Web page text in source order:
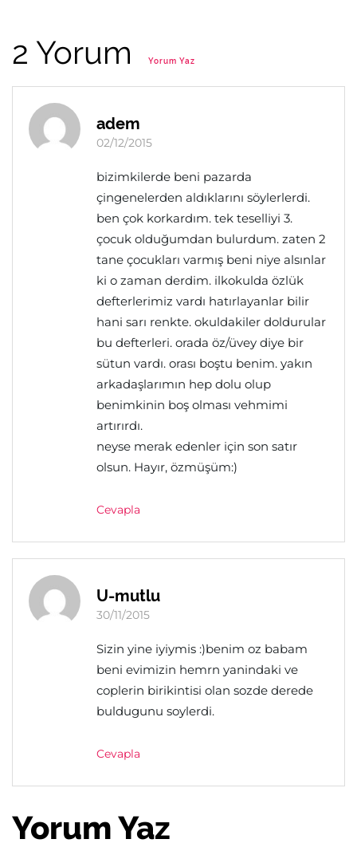
2 Yorum Yorum Yaz
adem
02/12/2015
bizimkilerde beni pazarda
çingenelerden aldıklarını söylerlerdi.
ben çok korkardım. tek teselliyi 3.
çocuk olduğumdan bulurdum. zaten 2
tane çocukları varmış beni niye alsınlar
ki o zaman derdim. ilkokulda özlük
defterlerimiz vardı hatırlayanlar bilir
hani sarı renkte. okuldakiler doldurular
bu defterleri. orada öz/üvey diye bir
sütun vardı. orası boştu benim. yakın
arkadaşlarımın hep dolu olup
benimkinin boş olması vehmimi
artırırdı.
neyse merak edenler için son satır
olsun. Hayır, özmüşüm:)
Cevapla
U-mutlu
30/11/2015
Sizin yine iyiymis :)benim oz babam
beni evimizin hemrn yanindaki ve
coplerin birikintisi olan sozde derede
buldugunu soylerdi.
Cevapla
Yorum Yaz